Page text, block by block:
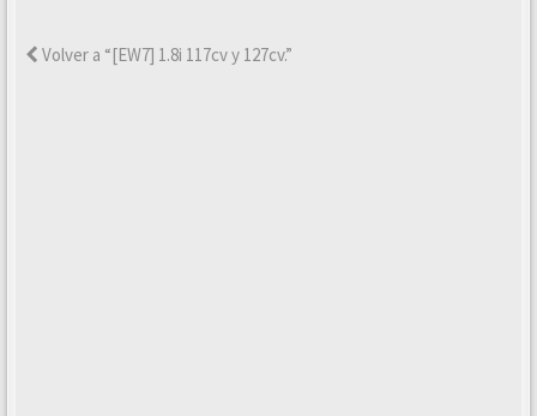
Volver a “[EW7] 1.8i 117cv y 127cv.”